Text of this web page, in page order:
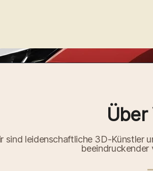
sind leidenschaftliche 3D-Künstler
beeindruckender